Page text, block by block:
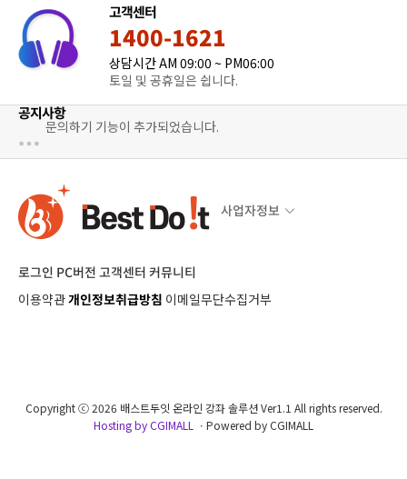
고객센터
1400-1621
상담시간 AM 09:00 ~ PM06:00
토일 및 공휴일은 쉽니다.
공지사항
문의하기 기능이 추가되었습니다.
사업자정보
로그인 PC버전 고객센터 커뮤니티
이용약관개인정보취급방침 이메일무단수집거부
Copyright ⓒ 2026 배스트두잇 온라인 강좌 솔루션 Ver1.1 All rights reserved.
Hosting by CGIMALL
ㆍPowered by CGIMALL